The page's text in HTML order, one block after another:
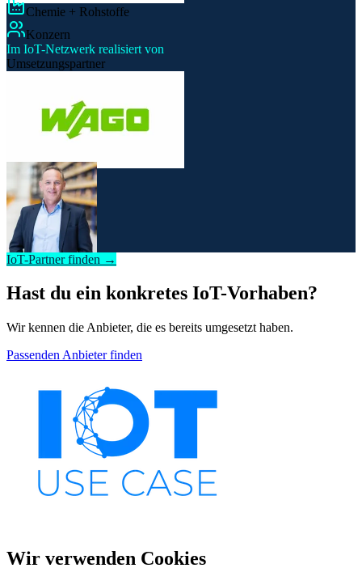
Chemie + Rohstoffe
Konzern
Im IoT-Netzwerk realisiert von
Umsetzungspartner
IoT-Partner finden →
Hast du ein konkretes IoT-Vorhaben?
Wir kennen die Anbieter, die es bereits umgesetzt haben.
Passenden Anbieter finden
Wir verwenden Cookies